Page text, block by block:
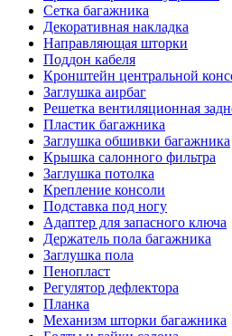
Сетка багажника
Декоративная накладка
Направляющая шторки
Поддон кабеля
Кронштейн центральной
Заглушка аирбаг
Решетка вентиляционная
Пластик багажника
Заглушка обшивки багажника
Крышка салонного фильтра
Заглушка потолка
Крепление консоли
Подставка под ногу
Адаптер для запасного ключа
Держатель пола багажника
Заглушка пола
Пенопласт
Регулятор дефлектора
Планка
Механизм шторки багажника